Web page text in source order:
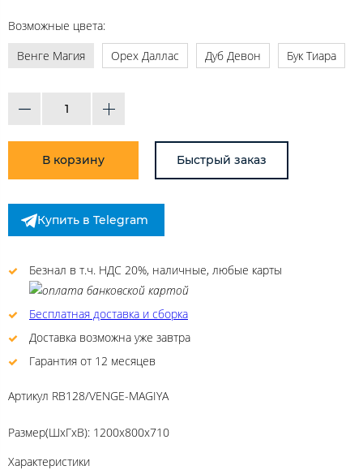
Возможные цвета:
Венге Магия
Орех Даллас Дуб Девон Бук Тиара
В корзину Быстрый заказ
Купить в Telegram
Безнал в т.ч. НДС 20%, наличные, любые карты
Бесплатная доставка и сборка
Доставка возможна уже завтра
Гарантия от 12 месяцев
Артикул RB128/VENGE-MAGIYA
Размер(ШхГхВ): 1200х800х710
Характеристики